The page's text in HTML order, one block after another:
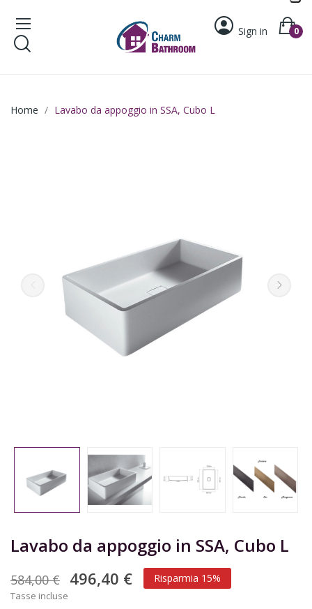
Sign in 0
Home Lavabo da appoggio in SSA, Cubo L
Lavabo da appoggio in SSA, Cubo L
584,00 € 496,40 € Risparmia 15%
Tasse incluse